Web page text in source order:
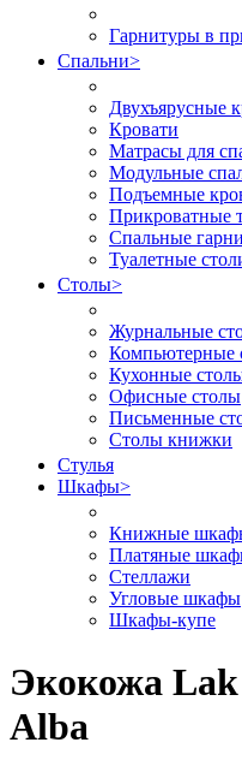
Гарнитуры в
Спальни>
Двухъярусные
Кровати
Матрасы для
Модульные
Подъемные
Прикроватные
Спальные
Туалетные
Столы>
Журнальные
Компьютерные
Кухонные
Офисные столы
Письменные
Столы книжки
Стулья
Шкафы>
Книжные
Платяные
Стеллажи
Угловые шкафы
Шкафы-купе
Экокожа
Alba